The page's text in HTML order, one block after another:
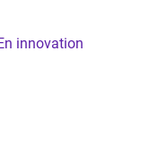
innovation